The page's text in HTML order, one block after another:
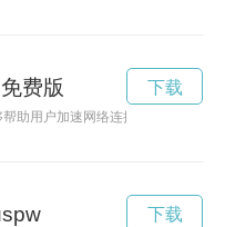
费版
助用户加速网络连接，提升网络
下载
下载